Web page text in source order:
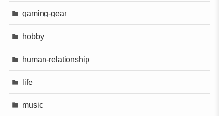
gaming-gear
hobby
human-relationship
life
music